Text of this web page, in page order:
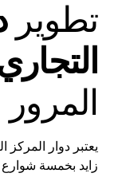
تطوير
المرور
يعتبر دوار
زايد بخمسة